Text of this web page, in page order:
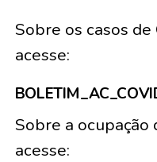
Sobre os casos
acesse:
Sobre a ocupação
acesse: